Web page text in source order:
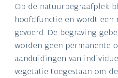
Op de natuurbegraafplek
hoofdfunctie en wordt
gevoerd. De begraving
worden geen permanente
aanduidingen van
vegetatie toegestaan om